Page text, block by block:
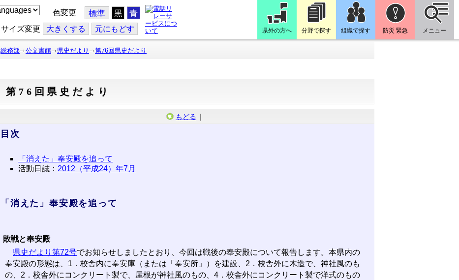
色変更 標準 黒 青
サイズ変更 大きくする 元にもどす 県外の方へ 分野で探す 組織で探す 防災 緊急 メニュー
総務部 公文書館 県史だより 第76回県史だより
第76回県史だより
もどる ｜
目次
「消えた」奉安殿を追って
活動日誌： 2012（平成24）年7月
「消えた」奉安殿を追って
敗戦と奉安殿
県史だより第72号でお知らせしましたとおり、今回は戦後の奉安殿について報告します。本県内の
奉安殿の形態は、1．校舎内に奉安庫（または「奉安所」）を建設、2．校舎外に木造で、神社風のも
の、2．校舎外にコンクリート製で、屋根が神社風のもの、4．校舎外にコンクリート製で洋式のもの